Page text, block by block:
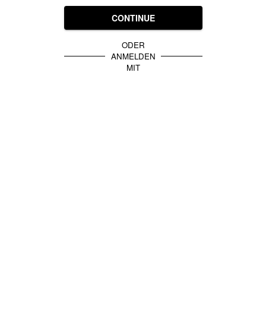
CONTINUE
ODER
ANMELDEN
MIT